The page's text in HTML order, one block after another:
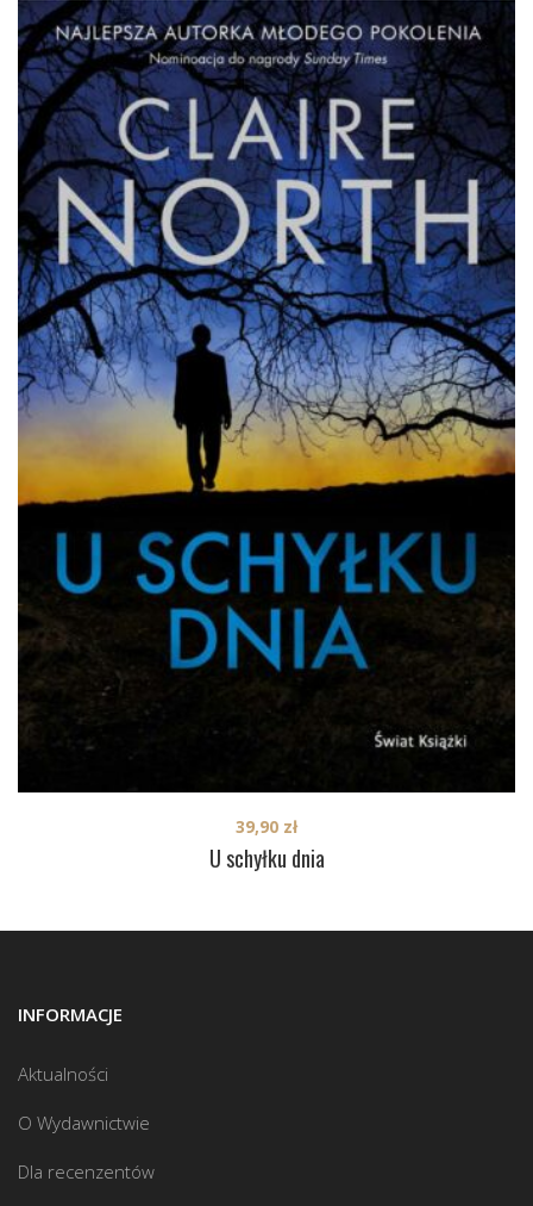
U schyłku dnia
39,90 zł
INFORMACJE
Aktualności
O Wydawnictwie
Dla recenzentów